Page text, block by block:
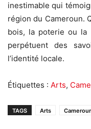
inestimable qui
région du Cameroun.
bois, la poterie ou la
perpétuent des
l’identité locale.
Étiquettes : Arts,
TAGS Arts